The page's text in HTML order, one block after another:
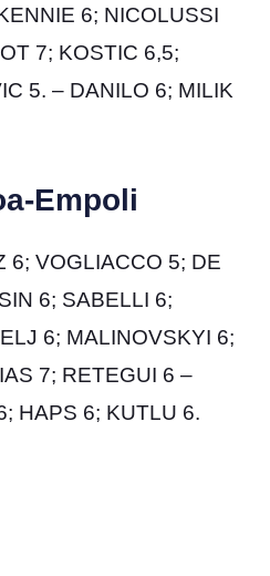
6; NICOLUSSI
7; KOSTIC 6,5;
5. – DANILO 6; MILIK
Empoli
6; VOGLIACCO 5; DE
6; SABELLI 6;
6; MALINOVSKYI 6;
7; RETEGUI 6 –
HAPS 6; KUTLU 6.